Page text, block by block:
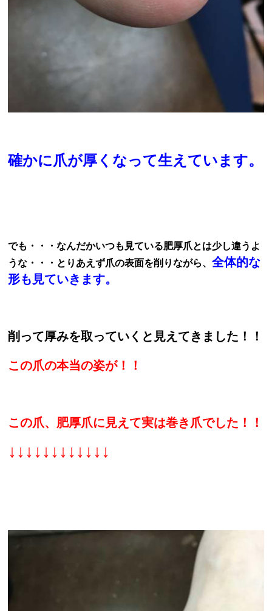
確かに爪が厚くなって生えています。
でも・・・なんだかいつも見ている肥厚爪とは少し違うよ
うな・・・とりあえず爪の表面を削りながら、全体的な
形も見ていきます。
削って厚みを取っていくと見えてきました！！
この爪の本当の姿が！！
この爪、肥厚爪に見えて実は巻き爪でした！！
↓↓↓↓↓↓↓↓↓↓↓↓